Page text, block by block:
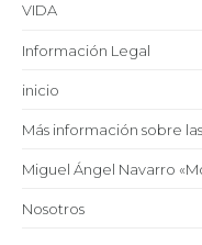
VIDA
Información Legal
inicio
Más información sobre
Miguel Ángel Navarro
Nosotros